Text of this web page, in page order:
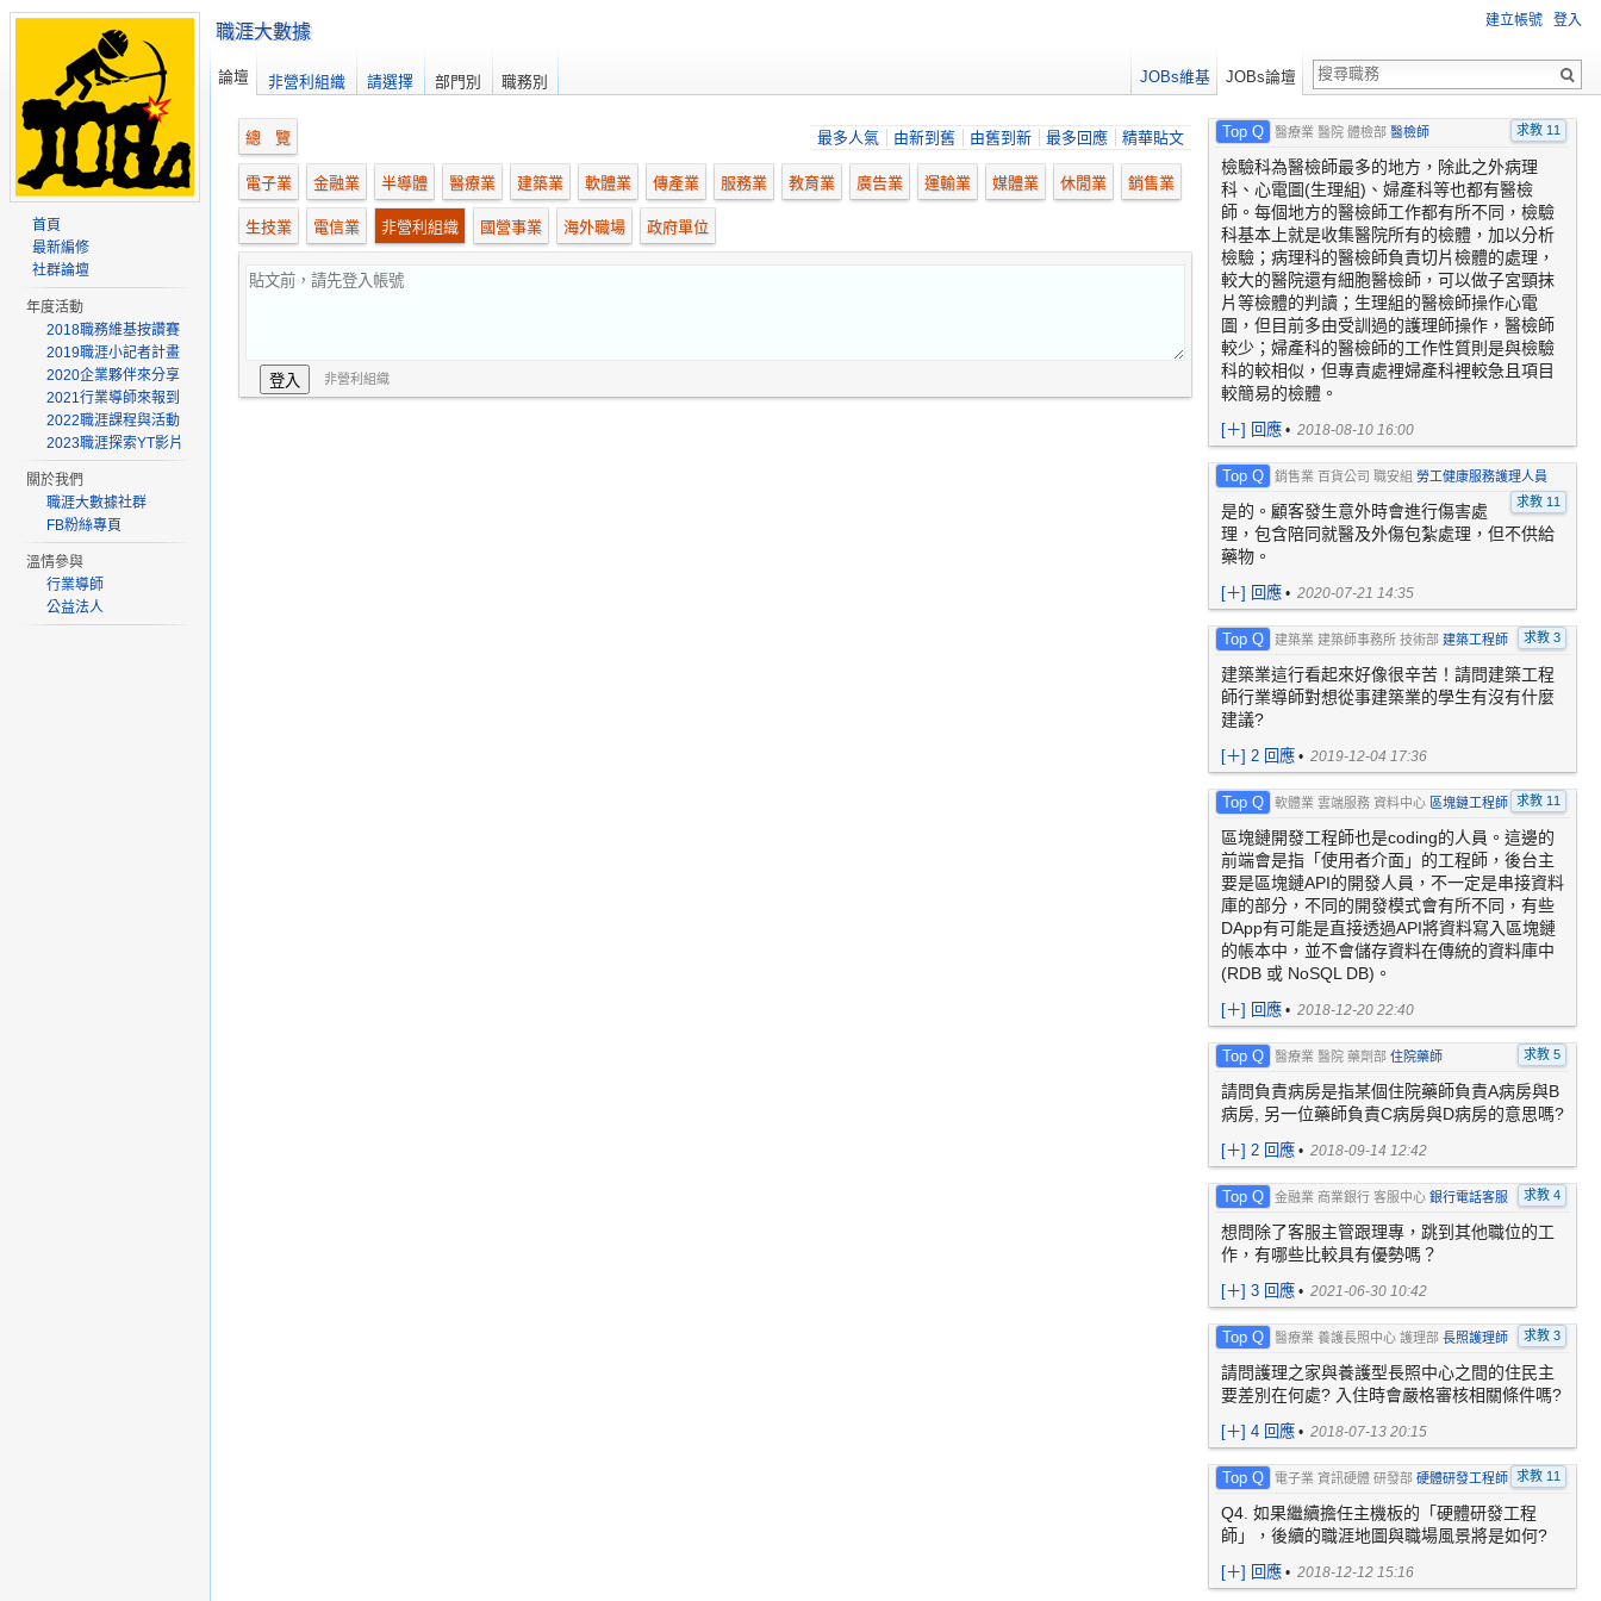
總 覽 最多人氣 由新到舊 由舊到新 最多回應 精華貼文
電子業 金融業 半導體 醫療業 建築業 軟體業 傳產業 服務業 教育業 廣告業 運輸業 媒體業 休閒業 銷售業
生技業 電信業 非營利組織 國營事業 海外職場 政府單位
非營利組織
Top Q 醫療業 醫院 體檢部 醫檢師 求教 11
檢驗科為醫檢師最多的地方，除此之外病理
科、心電圖(生理組)、婦產科等也都有醫檢
師。每個地方的醫檢師工作都有所不同，檢驗
科基本上就是收集醫院所有的檢體，加以分析
檢驗；病理科的醫檢師負責切片檢體的處理，
較大的醫院還有細胞醫檢師，可以做子宮頸抹
片等檢體的判讀；生理組的醫檢師操作心電
圖，但目前多由受訓過的護理師操作，醫檢師
較少；婦產科的醫檢師的工作性質則是與檢驗
科的較相似，但專責處裡婦產科裡較急且項目
較簡易的檢體。
[＋] 回應• 2018-08-10 16:00
Top Q 銷售業 百貨公司 職安組 勞工健康服務護理人員
求教 11
是的。顧客發生意外時會進行傷害處
理，包含陪同就醫及外傷包紮處理，但不供給
藥物。
[＋] 回應• 2020-07-21 14:35
Top Q 建築業 建築師事務所 技術部 建築工程師 求教 3
建築業這行看起來好像很辛苦！請問建築工程
師行業導師對想從事建築業的學生有沒有什麼
建議?
[＋] 2 回應• 2019-12-04 17:36
Top Q 軟體業 雲端服務 資料中心 區塊鏈工程師 求教 11
區塊鏈開發工程師也是coding的人員。這邊的
前端會是指「使用者介面」的工程師，後台主
要是區塊鏈API的開發人員，不一定是串接資料
庫的部分，不同的開發模式會有所不同，有些
DApp有可能是直接透過API將資料寫入區塊鏈
的帳本中，並不會儲存資料在傳統的資料庫中
(RDB 或 NoSQL DB)。
[＋] 回應• 2018-12-20 22:40
Top Q 醫療業 醫院 藥劑部 住院藥師 求教 5
請問負責病房是指某個住院藥師負責A病房與B
病房, 另一位藥師負責C病房與D病房的意思嗎?
[＋] 2 回應• 2018-09-14 12:42
Top Q 金融業 商業銀行 客服中心 銀行電話客服 求教 4
想問除了客服主管跟理專，跳到其他職位的工
作，有哪些比較具有優勢嗎？
[＋] 3 回應• 2021-06-30 10:42
Top Q 醫療業 養護長照中心 護理部 長照護理師 求教 3
請問護理之家與養護型長照中心之間的住民主
要差別在何處? 入住時會嚴格審核相關條件嗎?
[＋] 4 回應• 2018-07-13 20:15
Top Q 電子業 資訊硬體 研發部 硬體研發工程師 求教 11
Q4. 如果繼續擔任主機板的「硬體研發工程
師」，後續的職涯地圖與職場風景將是如何?
[＋] 回應• 2018-12-12 15:16
職涯大數據
論壇 非營利組織 請選擇 部門別 職務別 JOBs維基 JOBs論壇
建立帳號 登入
首頁
最新編修
社群論壇
年度活動
2018職務維基按讚賽
2019職涯小記者計畫
2020企業夥伴來分享
2021行業導師來報到
2022職涯課程與活動
2023職涯探索YT影片
關於我們
職涯大數據社群
FB粉絲專頁
溫情參與
行業導師
公益法人